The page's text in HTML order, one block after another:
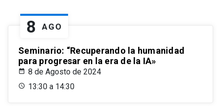
8 AGO
Seminario: “Recuperando la humanidad
para progresar en la era de la IA»
8 de Agosto de 2024
13:30 a 14:30